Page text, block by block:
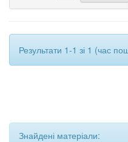
Результати 1-1 зі 1 (час
Знайдені матеріали: